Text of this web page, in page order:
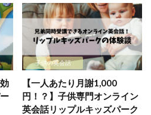
子供の英会話
【一人あたり月謝1,000
円！？】子供専門オンライン
英会話リップルキッズパーク